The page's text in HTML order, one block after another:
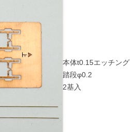
本体t0.15エッチング
踏段φ0.2
2基入